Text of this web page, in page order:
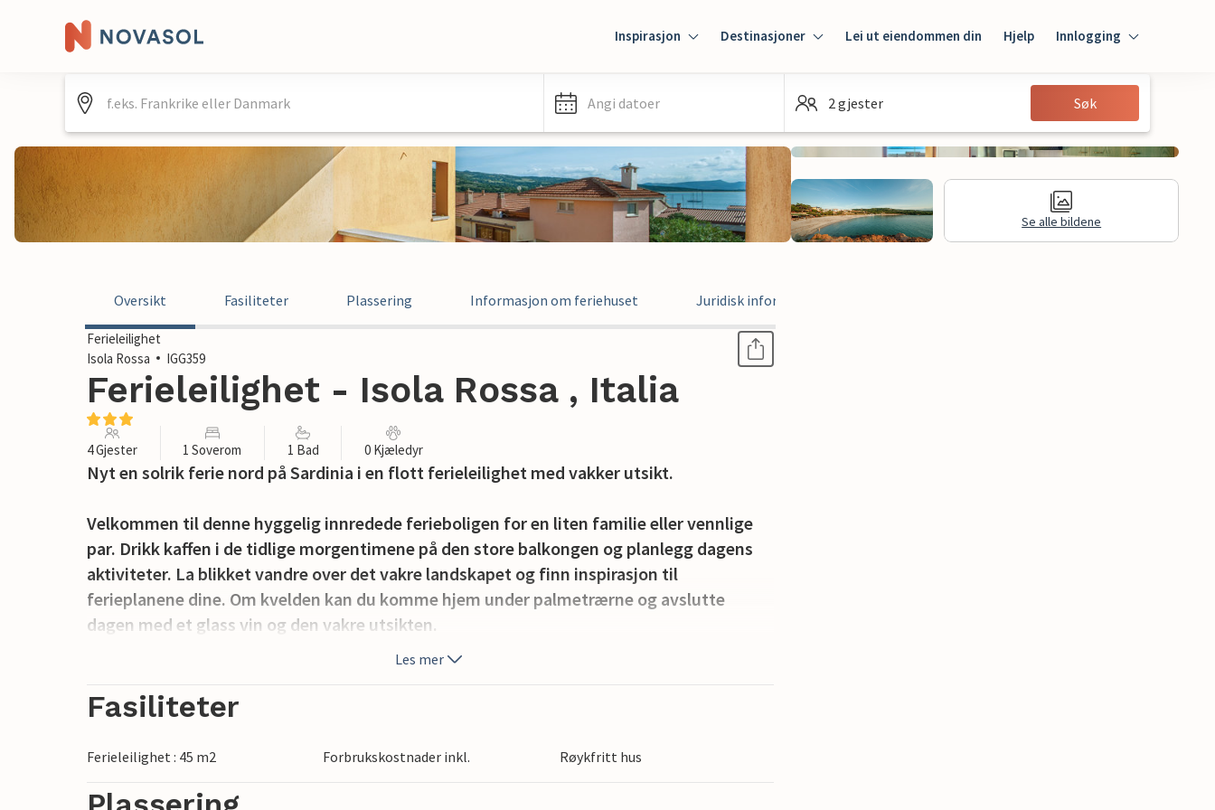
Inspirasjon Destinasjoner Lei ut eiendommen din Hjelp Innlogging
Innlogging
Gjest
Angi datoer 2 gjester Søk
Se alle bildene
Oversikt Fasiliteter Plassering Informasjon om feriehuset Juridisk informasjon
Ferieleilighet
Isola Rossa
IGG359
Ferieleilighet - Isola Rossa , Italia
4 Gjester 1 Soverom 1 Bad 0 Kjæledyr
Nyt en solrik ferie nord på Sardinia i en flott ferieleilighet med vakker utsikt.
Velkommen til denne hyggelig innredede ferieboligen for en liten familie eller vennlige
par. Drikk kaffen i de tidlige morgentimene på den store balkongen og planlegg dagens
aktiviteter. La blikket vandre over det vakre landskapet og finn inspirasjon til
ferieplanene dine. Om kvelden kan du komme hjem under palmetrærne og avslutte
dagen med et glass vin og den vakre utsikten.
av Sardinia. Nyt det paradisiske landskapet med de røde klippene og grønne åsene i
trenger mer aktivitet, kan du fremdeles finne vannsport, turstier og sightseeing. Lytt til
lyden av havet på en av kafeene og strandbarene ved vannkanten, hvor du kan leie
parasoller og solsenger).
Les mer
Fasiliteter
Ferieleilighet : 45 m2 Forbrukskostnader inkl. Røykfritt hus